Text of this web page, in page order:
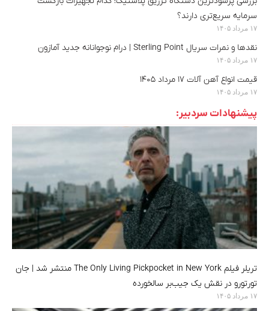
سرمایه سریع‌تری دارند؟
۱۷ مرداد ۱۴۰۵
نقدها و نمرات سریال Sterling Point | درام نوجوانانه جدید آمازون
۱۷ مرداد ۱۴۰۵
قیمت انواع آهن آلات ۱۷ مرداد ۱۴۰۵
۱۷ مرداد ۱۴۰۵
پیشنهادات سردبیر:
تریلر فیلم The Only Living Pickpocket in New York منتشر شد | جان
تورتورو در نقش یک جیب‌بر سالخورده
۱۷ مرداد ۱۴۰۵